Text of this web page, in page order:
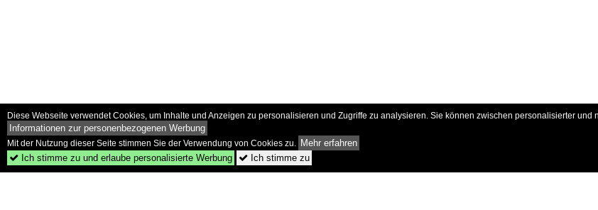
Diese Webseite verwendet Cookies, um Inhalte und Anzeigen zu personalisieren und Zugriffe zu analysieren. Sie können zwischen personalisierter
Informationen zur personenbezogenen Werbung
Mit der Nutzung dieser Seite stimmen Sie der Verwendung von Cookies zu. Mehr erfahren
 Ich stimme zu und erlaube personalisierte Werbung  Ich stimme zu